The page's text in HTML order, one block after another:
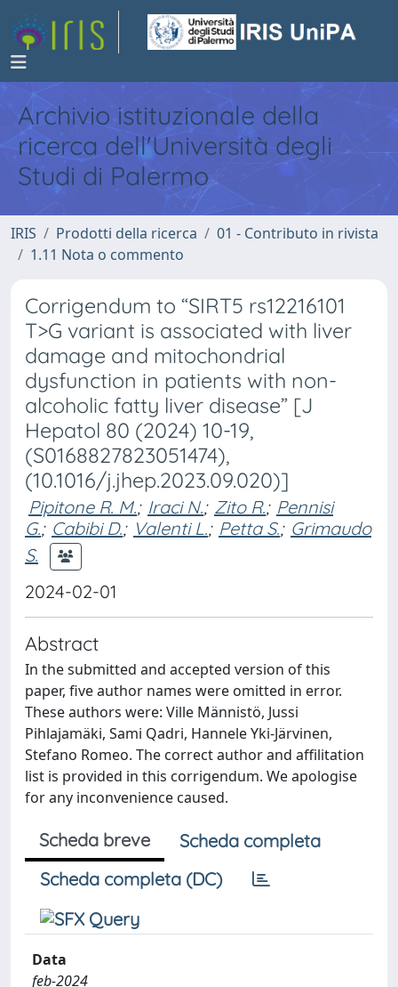
Archivio istituzionale della
ricerca dell'Università degli
Studi di Palermo
IRIS Prodotti della ricerca
01 - Contributo in rivista
1.11 Nota o commento
Corrigendum to “SIRT5 rs12216101
T>G variant is associated with liver
damage and mitochondrial
dysfunction in patients with non-
alcoholic fatty liver disease” [J
Hepatol 80 (2024) 10-19,
(S0168827823051474),
(10.1016/j.jhep.2023.09.020)]
Pipitone R. M.; Iraci N.; Zito R.; Pennisi
G.; Cabibi D.; Valenti L.; Petta S.; Grimaudo
S.
2024-02-01
Abstract
In the submitted and accepted version of this
paper, five author names were omitted in error.
These authors were: Ville Männistö, Jussi
Pihlajamäki, Sami Qadri, Hannele Yki-Järvinen,
Stefano Romeo. The correct author and affilitation
list is provided in this corrigendum. We apologise
for any inconvenience caused.
Scheda breve
Scheda completa
Scheda completa (DC)
Data
feb-2024